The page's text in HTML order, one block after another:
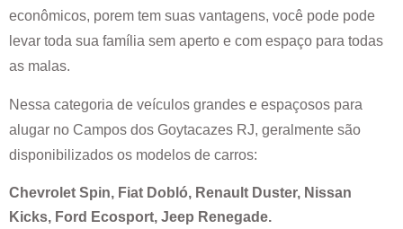
econômicos, porem tem suas vantagens, você pode pode
levar toda sua família sem aperto e com espaço para todas
as malas.
Nessa categoria de veículos grandes e espaçosos para
alugar no Campos dos Goytacazes RJ, geralmente são
disponibilizados os modelos de carros:
Chevrolet Spin, Fiat Dobló, Renault Duster, Nissan
Kicks, Ford Ecosport, Jeep Renegade.